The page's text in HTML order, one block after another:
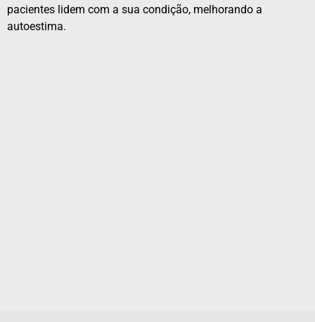
pacientes lidem com a sua condição, melhorando a
autoestima.